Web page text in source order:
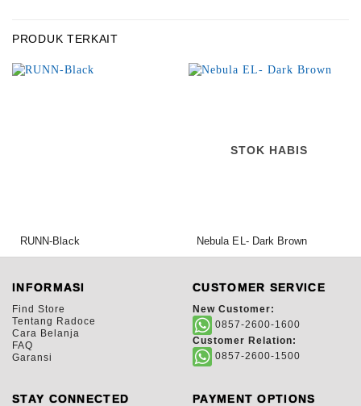
PRODUK TERKAIT
RUNN-Black
STOK HABIS
Nebula EL- Dark Brown
INFORMASI
Find Store
Tentang Radoce
Cara Belanja
FAQ
Garansi
CUSTOMER SERVICE
New Customer:
0857-2600-1600
Customer Relation:
0857-2600-1500
STAY CONNECTED PAYMENT OPTIONS